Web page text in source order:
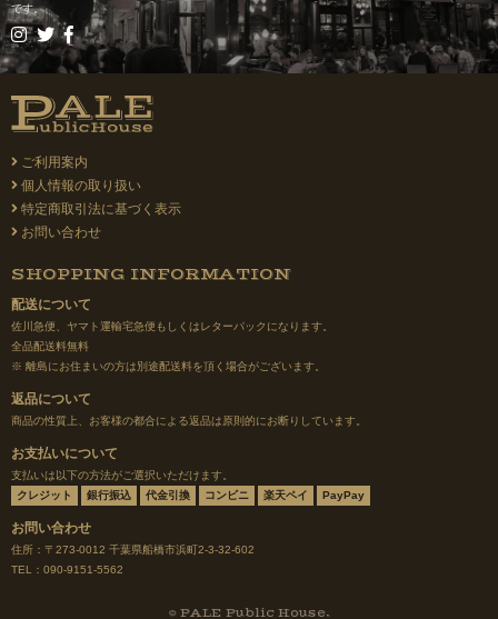
です。
ご利用案内
個人情報の取り扱い
特定商取引法に基づく表示
お問い合わせ
SHOPPING INFORMATION
配送について
佐川急便、ヤマト運輸宅急便もしくはレターパックになります。
全品配送料無料
※ 離島にお住まいの方は別途配送料を頂く場合がございます。
返品について
商品の性質上、お客様の都合による返品は原則的にお断りしています。
お支払いについて
支払いは以下の方法がご選択いただけます。
クレジット
銀行振込 代金引換 コンビニ 楽天ペイ PayPay
お問い合わせ
住所：〒273-0012 千葉県船橋市浜町2-3-32-602
TEL：090-9151-5562
© PALE Public House.